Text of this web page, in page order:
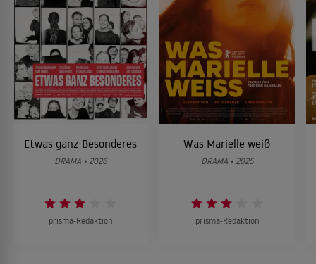
Etwas ganz Besonderes
DRAMA • 2026
prisma-Redaktion
Was Marielle weiß
DRAMA • 2025
prisma-Redaktion